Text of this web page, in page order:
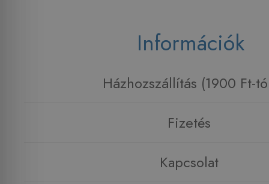
Információk
Házhozszállítás (1900 Ft-
Fizetés
Kapcsolat